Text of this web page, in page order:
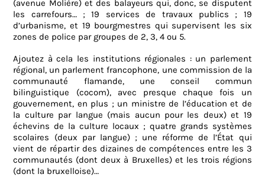
(avenue Molière) et des balayeurs qui, donc, se disputent
les carrefours… ; 19 services de travaux publics ; 19
d’urbanisme, et 19 bourgmestres qui supervisent les six
zones de police par groupes de 2, 3, 4 ou 5.
Ajoutez à cela les institutions régionales : un parlement
régional, un parlement francophone, une commission de la
communauté flamande, une conseil commun
bilinguistique (cocom), avec presque chaque fois un
gouvernement, en plus ; un ministre de l’éducation et de
la culture par langue (mais aucun pour les deux) et 19
échevins de la culture locaux ; quatre grands systèmes
scolaires (deux par langue) ; une réforme de l’État qui
vient de répartir des dizaines de compétences entre les 3
communautés (dont deux à Bruxelles) et les trois régions
(dont la bruxelloise)…